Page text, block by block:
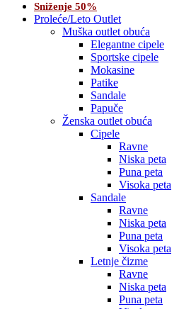
Sniženje 50%
Proleće/Leto Outlet
Muška outlet obuća
Elegantne cipele
Sportske cipele
Mokasine
Patike
Sandale
Papuče
Ženska outlet obuća
Cipele
Ravne
Niska peta
Puna peta
Visoka peta
Sandale
Ravne
Niska peta
Puna peta
Visoka peta
Letnje čizme
Ravne
Niska peta
Puna peta